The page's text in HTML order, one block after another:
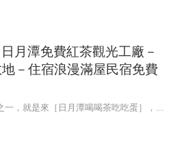
月潭免費紅茶觀光工廠－
－住宿浪漫滿屋民宿免費
一，就是來［日月潭喝喝茶吃吃蛋］，...